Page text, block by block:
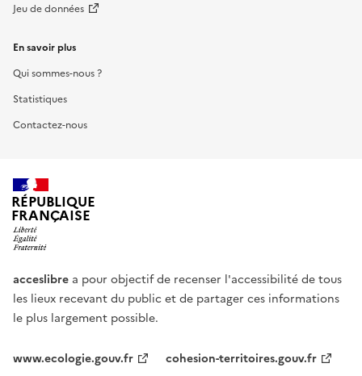
Jeu de données
En savoir plus
Qui sommes-nous ?
Statistiques
Contactez-nous
RÉPUBLIQUE
FRANÇAISE
acceslibre a pour objectif de recenser l'accessibilité de tous
les lieux recevant du public et de partager ces informations
le plus largement possible.
www.ecologie.gouv.fr
cohesion-territoires.gouv.fr